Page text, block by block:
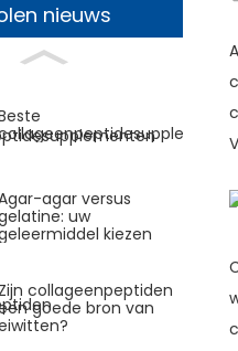
nieuws
agar versus
uw
kiezen
Zijn collageenpeptiden
goede bron van